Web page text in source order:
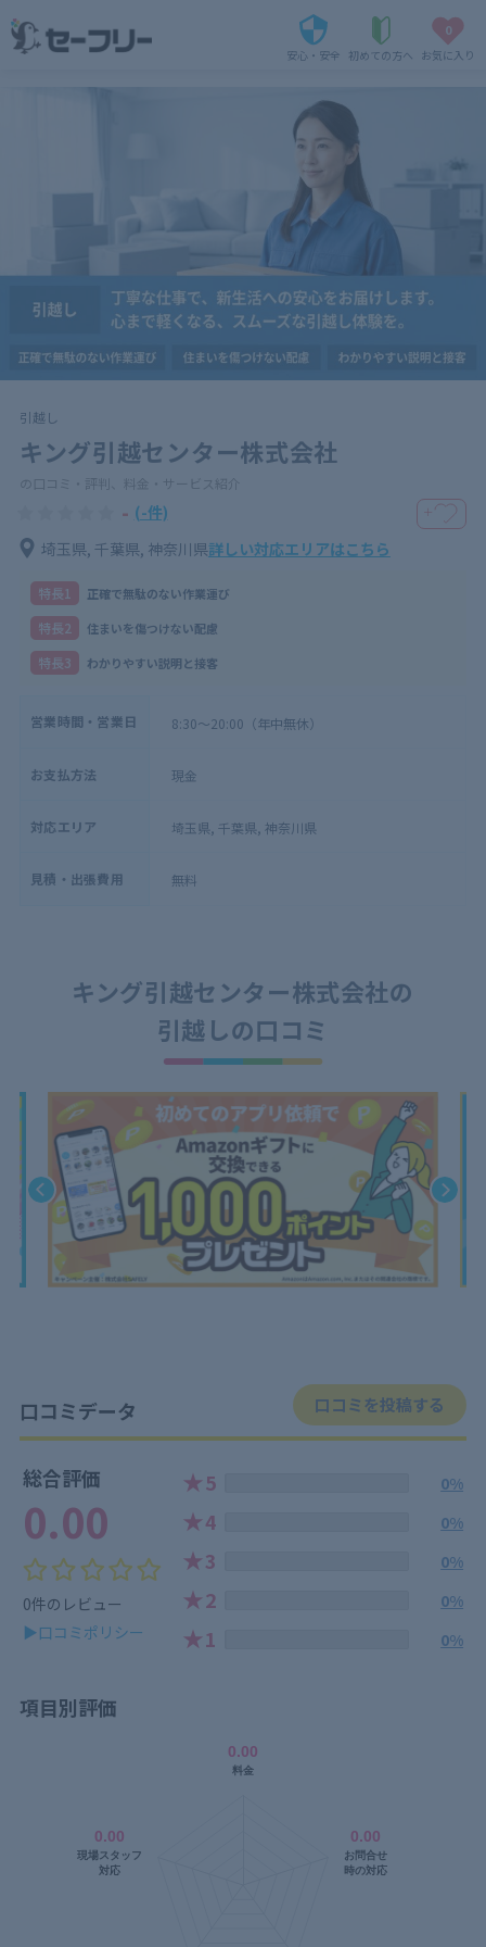
安心・安全 初めての方へ
0
お気に入り
引越し
キング引越センター株式会社
の口コミ・評判、料金・サービス紹介
- (-件) ＋
埼玉県, 千葉県, 神奈川県詳しい対応エリアはこちら
特⻑1 正確で無駄のない作業運び
特⻑2 住まいを傷つけない配慮
特⻑3 わかりやすい説明と接客
営業時間・営業日 8:30～20:00（年中無休）
お支払方法 現金
対応エリア 埼玉県, 千葉県, 神奈川県
見積・出張費用 無料
キング引越センター株式会社の
引越しの口コミ
口コミデータ 口コミを投稿する
項目別評価
総合評価
0.00
0件のレビュー
▶口コミポリシー
★5 0%
★4 0%
★3 0%
★2 0%
★1 0%